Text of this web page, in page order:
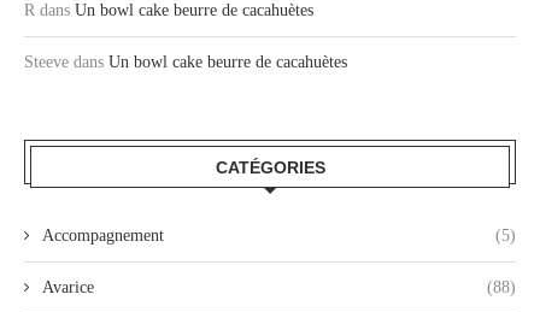
R dans Un bowl cake beurre de cacahuètes
Steeve dans Un bowl cake beurre de cacahuètes
CATÉGORIES
Accompagnement (5)
Avarice (88)